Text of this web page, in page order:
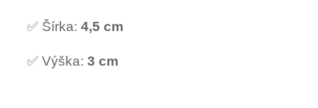
✅ Šírka: 4,5 cm
✅ Výška: 3 cm